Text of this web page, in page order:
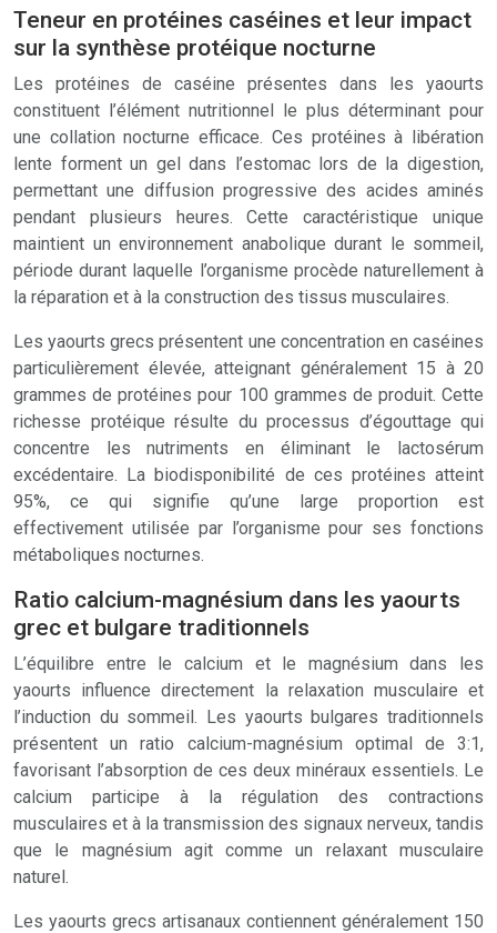
Teneur en protéines caséines et leur impact
sur la synthèse protéique nocturne
Les protéines de caséine présentes dans les yaourts
constituent l’élément nutritionnel le plus déterminant pour
une collation nocturne efficace. Ces protéines à libération
lente forment un gel dans l’estomac lors de la digestion,
permettant une diffusion progressive des acides aminés
pendant plusieurs heures. Cette caractéristique unique
maintient un environnement anabolique durant le sommeil,
période durant laquelle l’organisme procède naturellement à
la réparation et à la construction des tissus musculaires.
Les yaourts grecs présentent une concentration en caséines
particulièrement élevée, atteignant généralement 15 à 20
grammes de protéines pour 100 grammes de produit. Cette
richesse protéique résulte du processus d’égouttage qui
concentre les nutriments en éliminant le lactosérum
excédentaire. La biodisponibilité de ces protéines atteint
95%, ce qui signifie qu’une large proportion est
effectivement utilisée par l’organisme pour ses fonctions
métaboliques nocturnes.
Ratio calcium-magnésium dans les yaourts
grec et bulgare traditionnels
L’équilibre entre le calcium et le magnésium dans les
yaourts influence directement la relaxation musculaire et
l’induction du sommeil. Les yaourts bulgares traditionnels
présentent un ratio calcium-magnésium optimal de 3:1,
favorisant l’absorption de ces deux minéraux essentiels. Le
calcium participe à la régulation des contractions
musculaires et à la transmission des signaux nerveux, tandis
que le magnésium agit comme un relaxant musculaire
naturel.
Les yaourts grecs artisanaux contiennent généralement 150